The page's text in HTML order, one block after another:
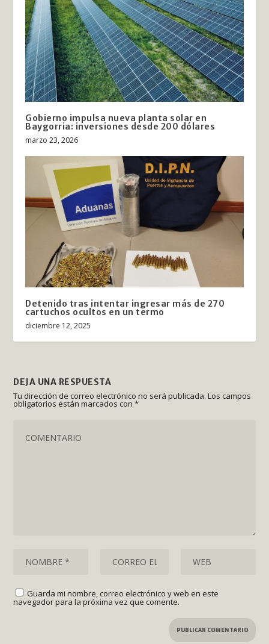
Gobierno impulsa nueva planta solar en
Baygorria: inversiones desde 200 dólares
marzo 23, 2026
Detenido tras intentar ingresar más de 270
cartuchos ocultos en un termo
diciembre 12, 2025
DEJA UNA RESPUESTA
Tu dirección de correo electrónico no será publicada. Los campos
obligatorios están marcados con*
Guarda mi nombre, correo electrónico y web en este
navegador para la próxima vez que comente.